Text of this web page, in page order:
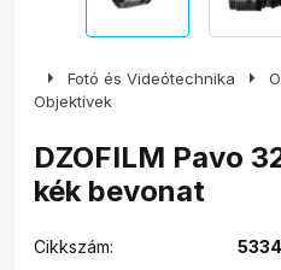
arrow_right Fotó és Videótechnika arrow_right
Objektívek
DZOFILM Pavo
kék bevonat
Cikkszám: